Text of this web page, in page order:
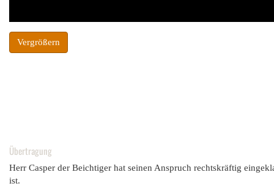
Vergrößern
Übertragung
Herr Casper der Beichtiger hat seinen Anspruch rechtskräftig
ist.